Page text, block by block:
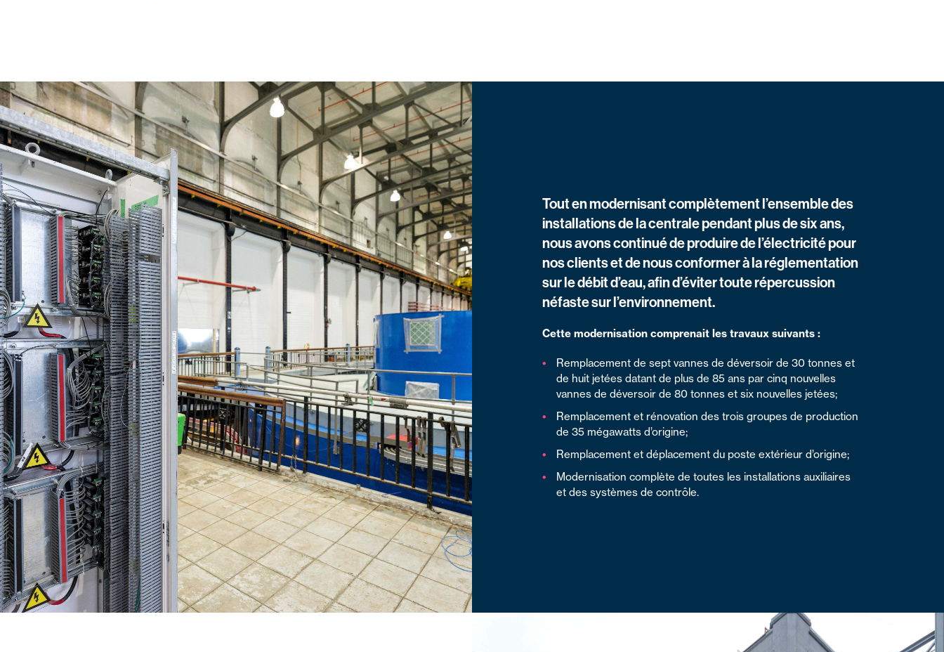
Tout en modernisant complètement l’ensemble des
installations de la centrale pendant plus de six ans,
nous avons continué de produire de l’électricité pour
nos clients et de nous conformer à la réglementation
sur le débit d’eau, afin d’éviter toute répercussion
néfaste sur l’environnement.
Cette modernisation comprenait les travaux suivants :
Remplacement de sept vannes de déversoir de 30 tonnes et
de huit jetées datant de plus de 85 ans par cinq nouvelles
vannes de déversoir de 80 tonnes et six nouvelles jetées;
Remplacement et rénovation des trois groupes de production
de 35 mégawatts d’origine;
Remplacement et déplacement du poste extérieur d’origine;
Modernisation complète de toutes les installations auxiliaires
et des systèmes de contrôle.